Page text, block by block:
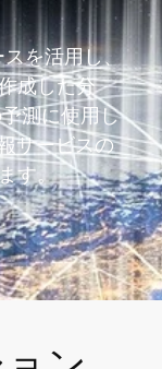
を活用し、
成した分
測に使用し
サービスの
す。